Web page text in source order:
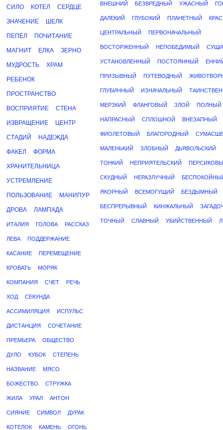
СИЛО КОТЕЛ СЕРДЦЕ
ЗНАЧЕНИЕ ШЕЛК
ПЕПЕЛ ПОЧИТАНИЕ
МАГНИТ ЕЛКА ЗЕРНО
МУДРОСТЬ ХРАМ
РЕБЕНОК
ПРОСТРАНСТВО
ВОСПРИЯТИЕ СТЕНА
ИЗВРАЩЕНИЕ ЦЕНТР
СТАДИЙ НАДЕЖДА
ФАКЕЛ ФОРМА
ХРАНИТЕЛЬНИЦА
УСТРЕМЛЕНИЕ
ПОЛЬЗОВАНИЕ МАНИПУР
ДРОВА ЛАМПАДА
ИТАЛИЯ ГОЛОВА РАССКАЗ
ЛЕВА ПОДДЕРЖАНИЕ
КАСАНИЕ ПЕРЕМЕЩЕНИЕ
КРОВАТЬ МОРЯК
КОМПАНИЯ СЧЕТ РЕЧЬ
ХОД СЕКУНДА
АССИМИЛЯЦИЯ ИСПУЛЬС
ДИСТАНЦИЯ СОЧЕТАНИЕ
ПРЕМЬЕРА ОБЩЕСТВО
ДУЛО КУБОК СТЕПЕНЬ
НАЗВАНИЕ МЯСО
БОЖЕСТВО СТРУЖКА
ЖИЛА УРАЛ АНТОН
СИЯНИЕ СИМВОЛ ДУРАК
КОТЕЛОК КАМЕНЬ ОГОНЬ
ВНЕШНИЙ БЕЗВРЕДНЫЙ УЖАСНЫЙ
ДАЛЕКИЙ ГЛУБОКИЙ ПЛАНЕТНЫЙ
ЦЕНТРАЛЬНЫЙ ПЕРВОНАЧАЛЬНЫЙ
ВОСТОРЖЕННЫЙ НЕПОБЕДИМЫЙ
УСТАНОВЛЕННЫЙ ПОСТОЯННЫЙ
ПРИЗЫВНЫЙ ПУТЕВОДНЫЙ
ГЛУБИННЫЙ ИЗНАЧАЛЬНЫЙ
МЕРЗКИЙ ФЛАНГОВЫЙ ЗЛОЙ ПОЛНЫЙ
НАПРАСНЫЙ СПЛОШНОЙ ВНЕЗАПНЫЙ
ФИОЛЕТОВЫЙ БЛАГОРОДНЫЙ
МАЛЕНЬКИЙ ЗЛОБНЫЙ ДЬЯВОЛЬСКИЙ
ТОНКИЙ НЕПРИЯТЕЛЬСКИЙ
СКУДНЫЙ НЕРАЗЛУЧНЫЙ
ЯКОРНЫЙ ВСЕМОГУЩИЙ БЕЗДЫМНЫЙ
БЕСПРЕРЫВНЫЙ КИНЖАЛЬНЫЙ
ТОЧНЫЙ СЛАВНЫЙ УБИЙСТВЕННЫЙ